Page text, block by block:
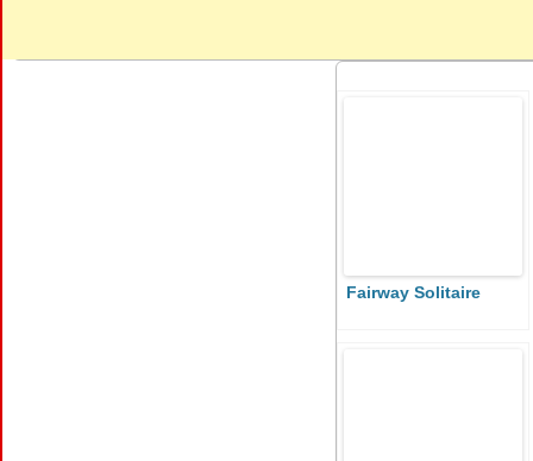
Fairway Solitaire